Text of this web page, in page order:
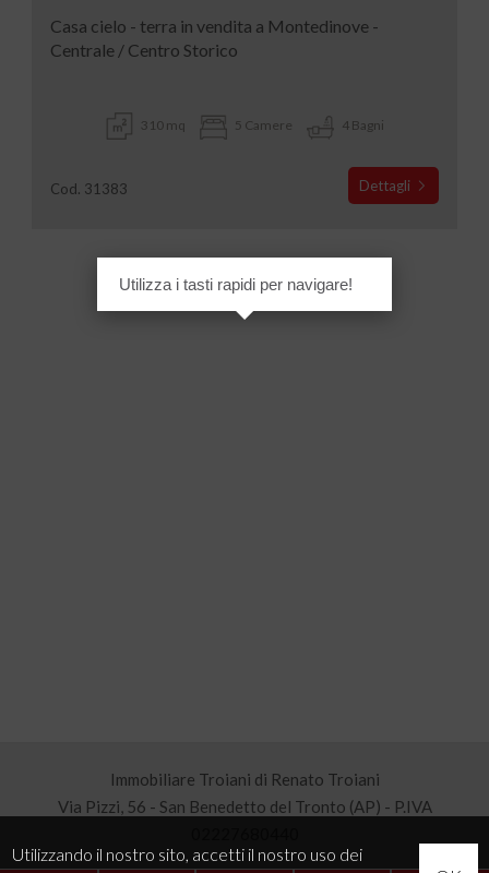
Casa cielo - terra in vendita a Montedinove -
Centrale / Centro Storico
310 mq 5 Camere 4 Bagni
Cod. 31383 Dettagli
Immobiliare Troiani di Renato Troiani
Via Pizzi, 56 - San Benedetto del Tronto (AP) - P.IVA
Utilizza i tasti rapidi per navigare!
Utilizzando il nostro sito, accetti il nostro uso dei